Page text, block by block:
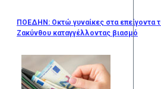
ΠΟΕΔΗΝ: Οκτώ γυναίκες στα επείγοντα
Ζακύνθου καταγγέλλοντας βιασμό